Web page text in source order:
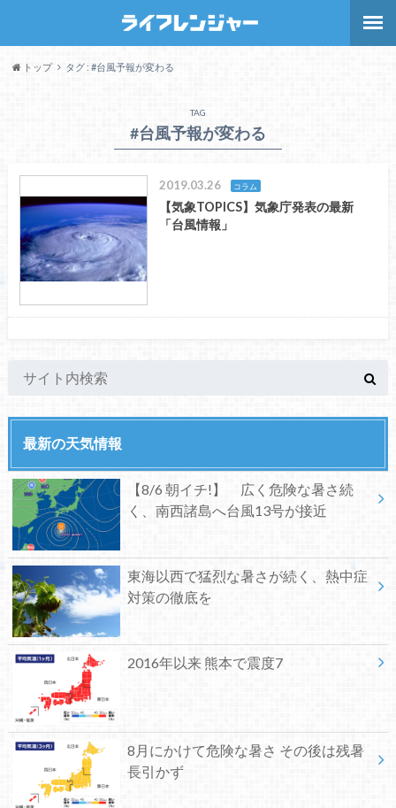
トップ タグ : #台風予報が変わる
TAG
#台風予報が変わる
2019.03.26 コラム
【気象TOPICS】気象庁発表の最新
「台風情報」
最新の天気情報
【8/6 朝イチ!】 広く危険な暑さ続
く、南西諸島へ台風13号が接近
東海以西で猛烈な暑さが続く、熱中症
対策の徹底を
2016年以来 熊本で震度7
8月にかけて危険な暑さ その後は残暑
長引かず